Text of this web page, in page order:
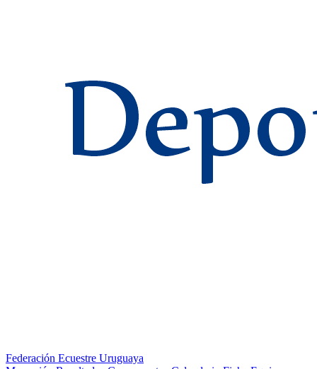
Federación Ecuestre Uruguaya